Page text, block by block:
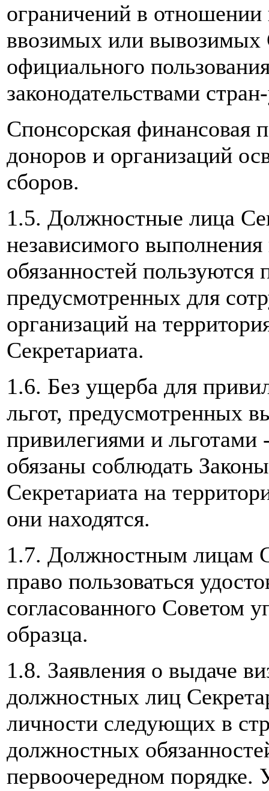
ограничений в
ввозимых или вывозимых
официального
законодательствами
Спонсорская
доноров и организаций
сборов.
1.5. Должностные лица
независимого
обязанностей
предусмотренных для
организаций на
Секретариата.
1.6. Без ущерба для
льгот, предусмотренных
привилегиями и льготами
обязаны соблюдать
Секретариата на
они находятся.
1.7. Должностным лицам
право пользоваться
согласованного
образца.
1.8. Заявления о выдаче
должностных лиц
личности следующих в
должностных
первоочередном